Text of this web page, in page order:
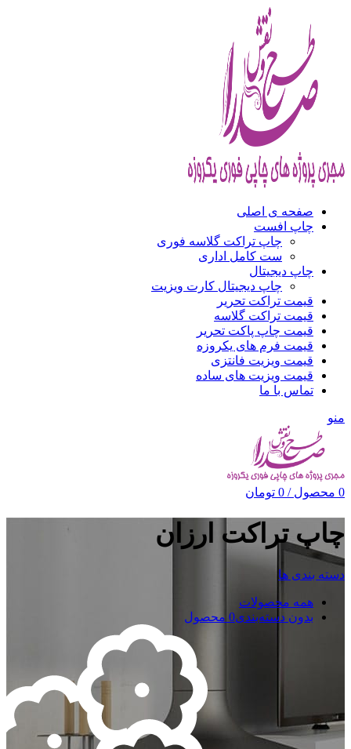
صفحه ی اصلی
چاپ افست
چاپ تراکت گلاسه فوری
ست کامل اداری
چاپ دیجیتال
چاپ دیجیتال کارت ویزیت
قیمت تراکت تحریر
قیمت تراکت گلاسه
قیمت چاپ پاکت تحریر
قیمت فرم های یکروزه
قیمت ویزیت فانتزی
قیمت ویزیت های ساده
تماس با ما
منو
0 محصول /
0 تومان
چاپ تراکت ارزان
دسته بندی ها
همه محصولات
بدون دسته‌بندی0 محصول